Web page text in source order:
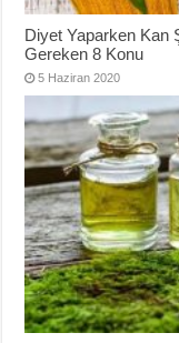
Diyet Yaparken Kan
Gereken 8 Konu
5 Haziran 2020